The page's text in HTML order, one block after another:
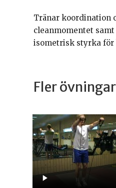
Tränar koordination
cleanmomentet
isometrisk styrka för
Fler